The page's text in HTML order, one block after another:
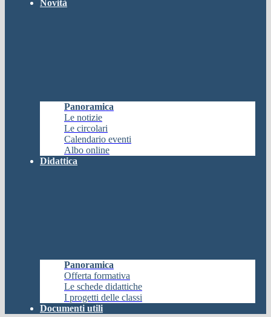
Novità
Panoramica
Le notizie
Le circolari
Calendario eventi
Albo online
Didattica
Panoramica
Offerta formativa
Le schede didattiche
I progetti delle classi
Documenti utili